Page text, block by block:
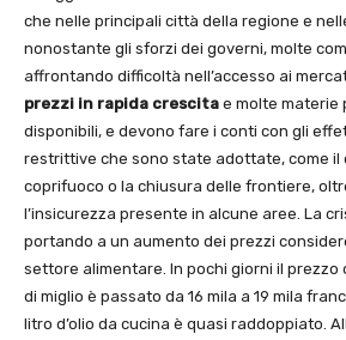
che nelle principali città della regione e
nonostante gli sforzi dei governi, molte
affrontando difficoltà nell’accesso ai
prezzi in rapida crescita e molte materie
disponibili, e devono fare i conti con gli
restrittive che sono state adottate, come il
coprifuoco o la chiusura delle frontiere,
l’insicurezza presente in alcune aree. La
portando a un aumento dei prezzi
settore alimentare. In pochi giorni il prezzo
di miglio è passato da 16 mila a 19 mila
litro d’olio da cucina è quasi raddoppiato.